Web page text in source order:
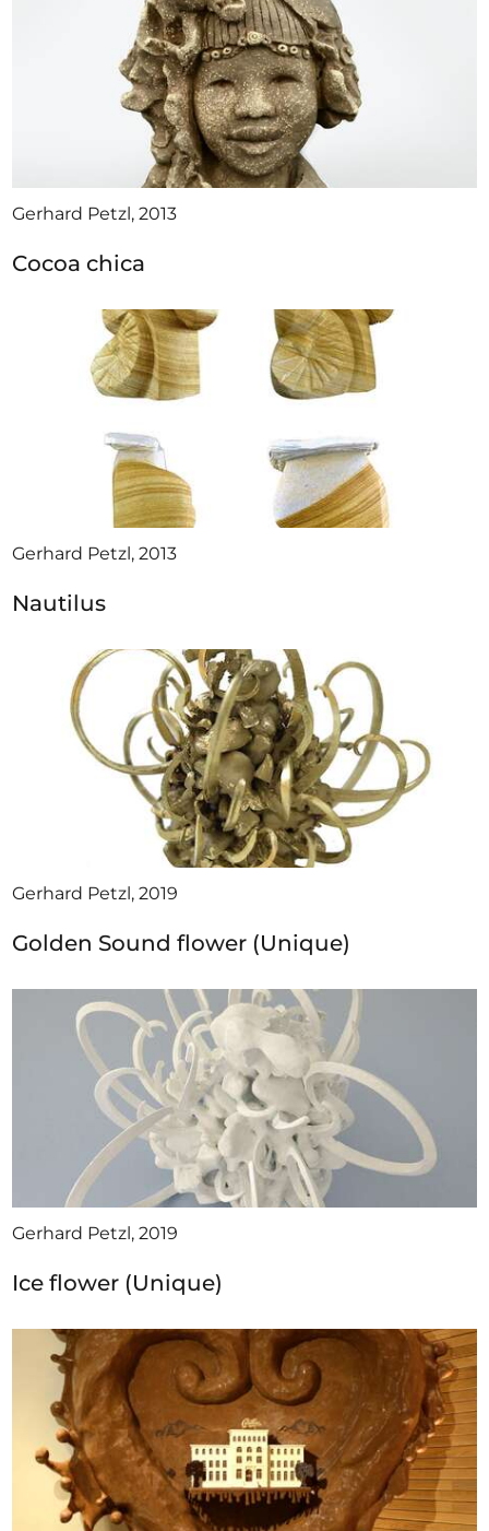
Gerhard Petzl, 2013
Cocoa chica
Gerhard Petzl, 2013
Nautilus
Gerhard Petzl, 2019
Golden Sound flower (Unique)
Gerhard Petzl, 2019
Ice flower (Unique)